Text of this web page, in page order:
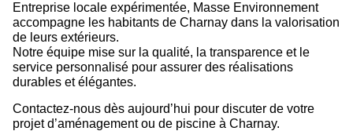
Entreprise locale expérimentée, Masse Environnement
accompagne les habitants de Charnay dans la valorisation
de leurs extérieurs.
Notre équipe mise sur la qualité, la transparence et le
service personnalisé pour assurer des réalisations
durables et élégantes.
Contactez-nous dès aujourd’hui pour discuter de votre
projet d’aménagement ou de piscine à Charnay.